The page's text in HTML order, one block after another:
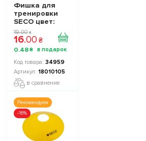
Фишка для
тренировки
SECO цвет:
синий
19.00 ₴
16.00 ₴
0.48 ₴
34959
18010105
в сравнение
Рекомендуем
-16%